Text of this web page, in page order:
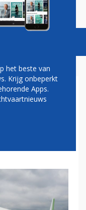
Vacatures
TUSSEN
het beste van
Krijg onbeperkt
Apps.